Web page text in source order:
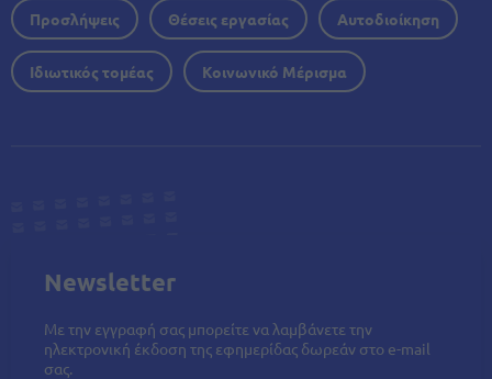
Προσλήψεις Θέσεις εργασίας Αυτοδιοίκηση
Ιδιωτικός τομέας Κοινωνικό Μέρισμα
Newsletter
Με την εγγραφή σας μπορείτε να λαμβάνετε την
ηλεκτρονική έκδοση της εφημερίδας δωρεάν στο e-mail
σας.